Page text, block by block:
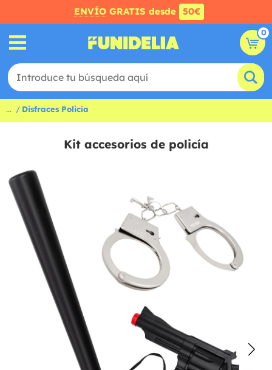
ENVÍO GRATIS desde 50€
0
... Disfraces Policía
Kit accesorios de policía